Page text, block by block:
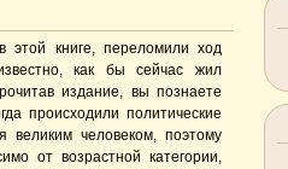
этой книге, переломили ход
как бы сейчас жил
издание, вы познаете
происходили политические
великим человеком, поэтому
от возрастной категории,